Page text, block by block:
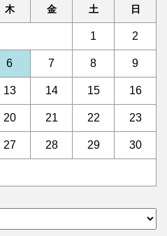
木 金 土 日
1 2
6 7 8 9
13 14 15 16
20 21 22 23
27 28 29 30